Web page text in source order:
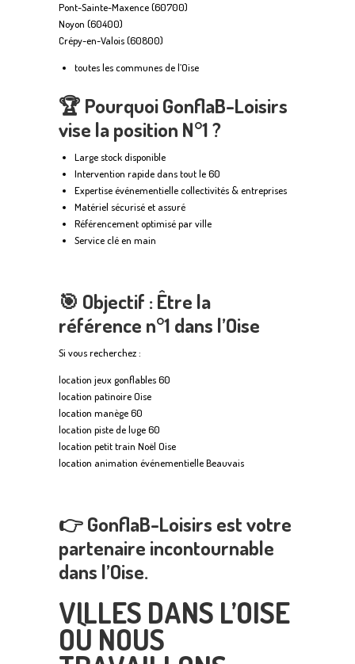
Pont-Sainte-Maxence (60700)
Noyon (60400)
Crépy-en-Valois (60800)
toutes les communes de l’Oise
🏆 Pourquoi GonflaB-Loisirs
vise la position N°1 ?
Large stock disponible
Intervention rapide dans tout le 60
Expertise événementielle collectivités & entreprises
Matériel sécurisé et assuré
Référencement optimisé par ville
Service clé en main
🎯 Objectif : Être la
référence n°1 dans l’Oise
Si vous recherchez :
location jeux gonflables 60
location patinoire Oise
location manège 60
location piste de luge 60
location petit train Noël Oise
location animation événementielle Beauvais
👉GonflaB-Loisirs est votre
partenaire incontournable
dans l’Oise.
VILLES DANS L’OISE
OÙ NOUS